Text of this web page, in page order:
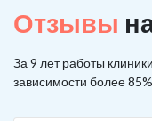
Отзывы
За 9 лет работы
зависимости более